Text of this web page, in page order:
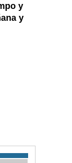
y
y